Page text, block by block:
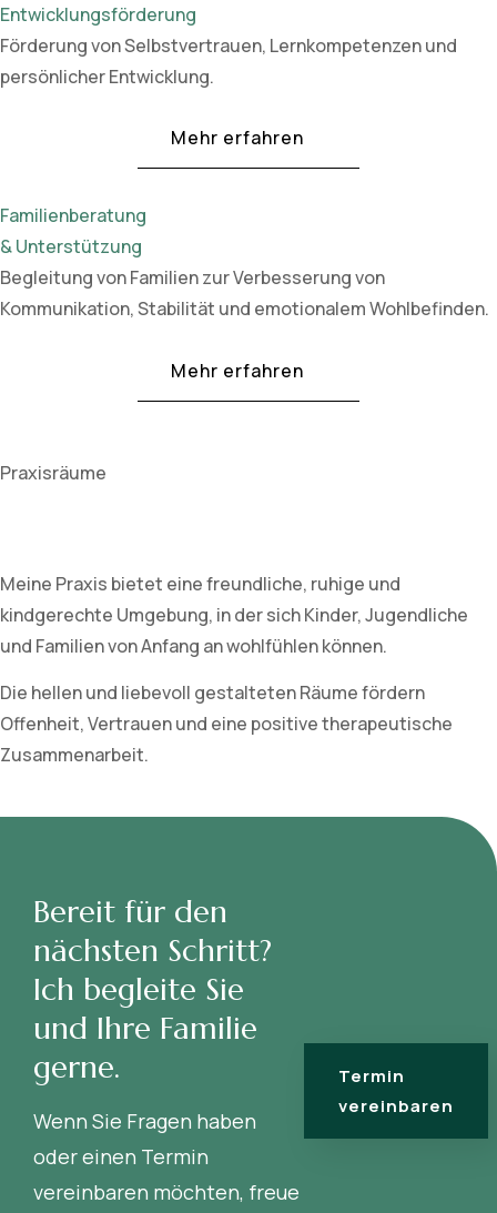
Entwicklungsförderung
Förderung von Selbstvertrauen, Lernkompetenzen und
persönlicher Entwicklung.
Mehr erfahren
Familienberatung
& Unterstützung
Begleitung von Familien zur Verbesserung von
Kommunikation, Stabilität und emotionalem Wohlbefinden.
Mehr erfahren
Praxisräume
Meine Praxis bietet eine freundliche, ruhige und
kindgerechte Umgebung, in der sich Kinder, Jugendliche
und Familien von Anfang an wohlfühlen können.
Die hellen und liebevoll gestalteten Räume fördern
Offenheit, Vertrauen und eine positive therapeutische
Zusammenarbeit.
Bereit für den
nächsten Schritt?
Ich begleite Sie
und Ihre Familie
gerne.
Wenn Sie Fragen haben
oder einen Termin
vereinbaren möchten, freue
Termin
vereinbaren